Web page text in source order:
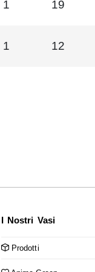
1 19
1 12
I Nostri Vasi
Prodotti